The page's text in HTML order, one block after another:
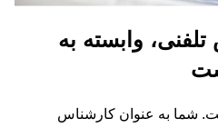
تلفنی، وابسته به
شما به عنوان کارشناس